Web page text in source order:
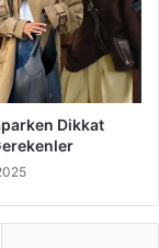
Dikkat